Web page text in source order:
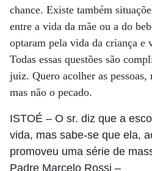
chance. Existe também
entre a vida da mãe ou a do
optaram pela vida da criança e
Todas essas questões são
juiz. Quero acolher as pessoas,
mas não o pecado.
ISTOÉ – O sr. diz que a
vida, mas sabe-se que ela,
promoveu uma série de
Padre Marcelo Rossi –